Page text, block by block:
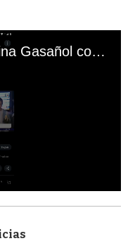
El mal momento de Yanina Gasañol con un hincha argentino en "Subrayado"